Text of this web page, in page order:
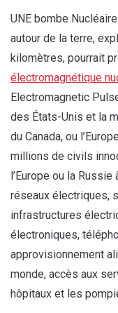
UNE bombe
autour de la terre,
kilomètres, pourrait
électromagnétique
Electromagnetic
des États-Unis et la
du Canada, ou
millions de civils
l’Europe ou la
réseaux électriques,
infrastructures
électroniques,
approvisionnement
monde, accès aux
hôpitaux et les